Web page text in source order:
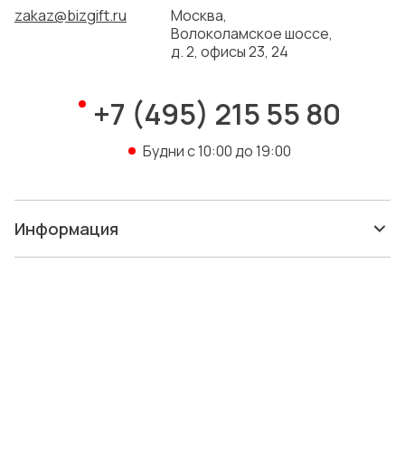
zakaz@bizgift.ru
Москва,
Волоколамское шоссе,
д. 2, офисы 23, 24
+7 (495) 215 55 80
Будни с 10:00 до 19:00
Информация